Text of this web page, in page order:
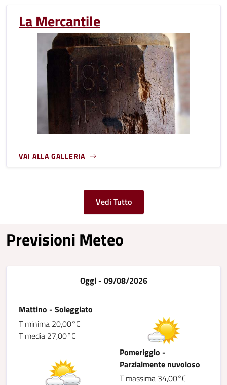
La Mercantile
VAI ALLA GALLERIA
Vedi Tutto
Previsioni Meteo
Oggi - 09/08/2026
Mattino - Soleggiato
T minima 20,00°C
T media 27,00°C
Pomeriggio -
Parzialmente nuvoloso
T massima 34,00°C